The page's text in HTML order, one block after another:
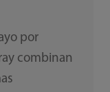
por
combinan